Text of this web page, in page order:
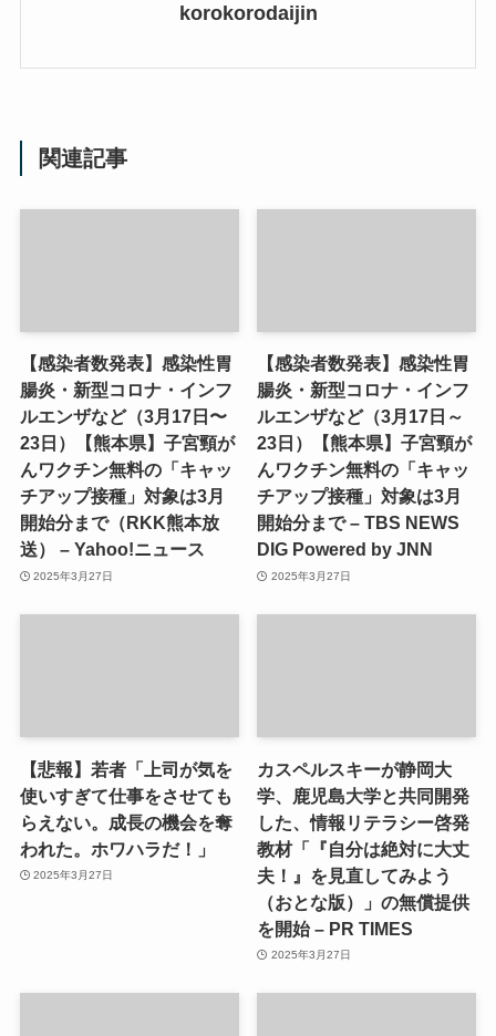
korokorodaijin
関連記事
【感染者数発表】感染性胃
腸炎・新型コロナ・インフ
ルエンザなど（3月17日〜
23日）【熊本県】子宮頸が
んワクチン無料の「キャッ
チアップ接種」対象は3月
開始分まで（RKK熊本放
送） – Yahoo!ニュース
2025年3月27日
【感染者数発表】感染性胃
腸炎・新型コロナ・インフ
ルエンザなど（3月17日～
23日）【熊本県】子宮頸が
んワクチン無料の「キャッ
チアップ接種」対象は3月
開始分まで – TBS NEWS
DIG Powered by JNN
2025年3月27日
【悲報】若者「上司が気を
使いすぎて仕事をさせても
らえない。成長の機会を奪
われた。ホワハラだ！」
2025年3月27日
カスペルスキーが静岡大
学、鹿児島大学と共同開発
した、情報リテラシー啓発
教材「『自分は絶対に大丈
夫！』を見直してみよう
（おとな版）」の無償提供
を開始 – PR TIMES
2025年3月27日